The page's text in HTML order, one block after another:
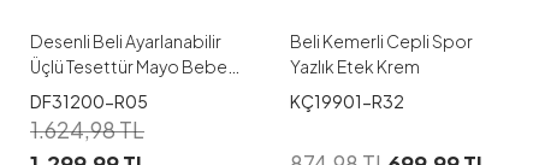
Desenli Beli Ayarlanabilir
Üçlü Tesettür Mayo Bebe
Mavisi
DF31200-R05
1.624,98TL
Beli Kemerli Cepli Spor
Yazlık Etek Krem
KÇ19901-R32